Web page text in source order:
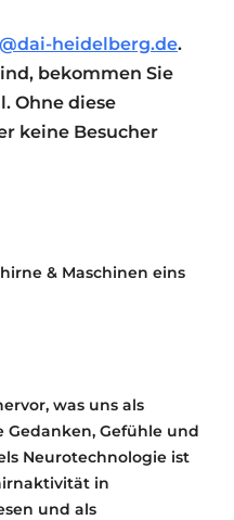
heidelberg.de.
bekommen Sie
Ohne diese
keine Besucher
& Maschinen eins
was uns als
Gedanken, Gefühle und
Neurotechnologie ist
in
und als